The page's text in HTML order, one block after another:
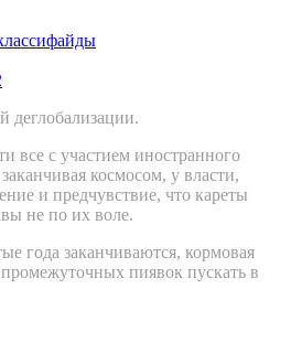
все с участием иностранного
космосом, у власти,
и предчувствие, что кареты
не по их воле.
года заканчиваются, кормовая
промежуточных пиявок пускать в